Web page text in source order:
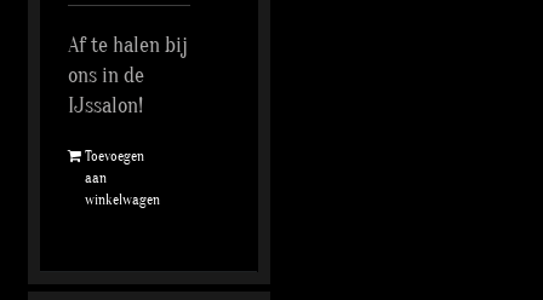
Af te halen bij
ons in de
IJssalon!
Toevoegen
aan
winkelwagen